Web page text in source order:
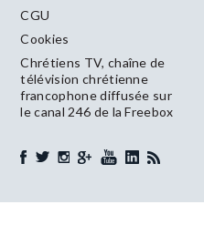
CGU
Cookies
Chrétiens TV, chaîne de
télévision chrétienne
francophone diffusée sur
le canal 246 de la Freebox